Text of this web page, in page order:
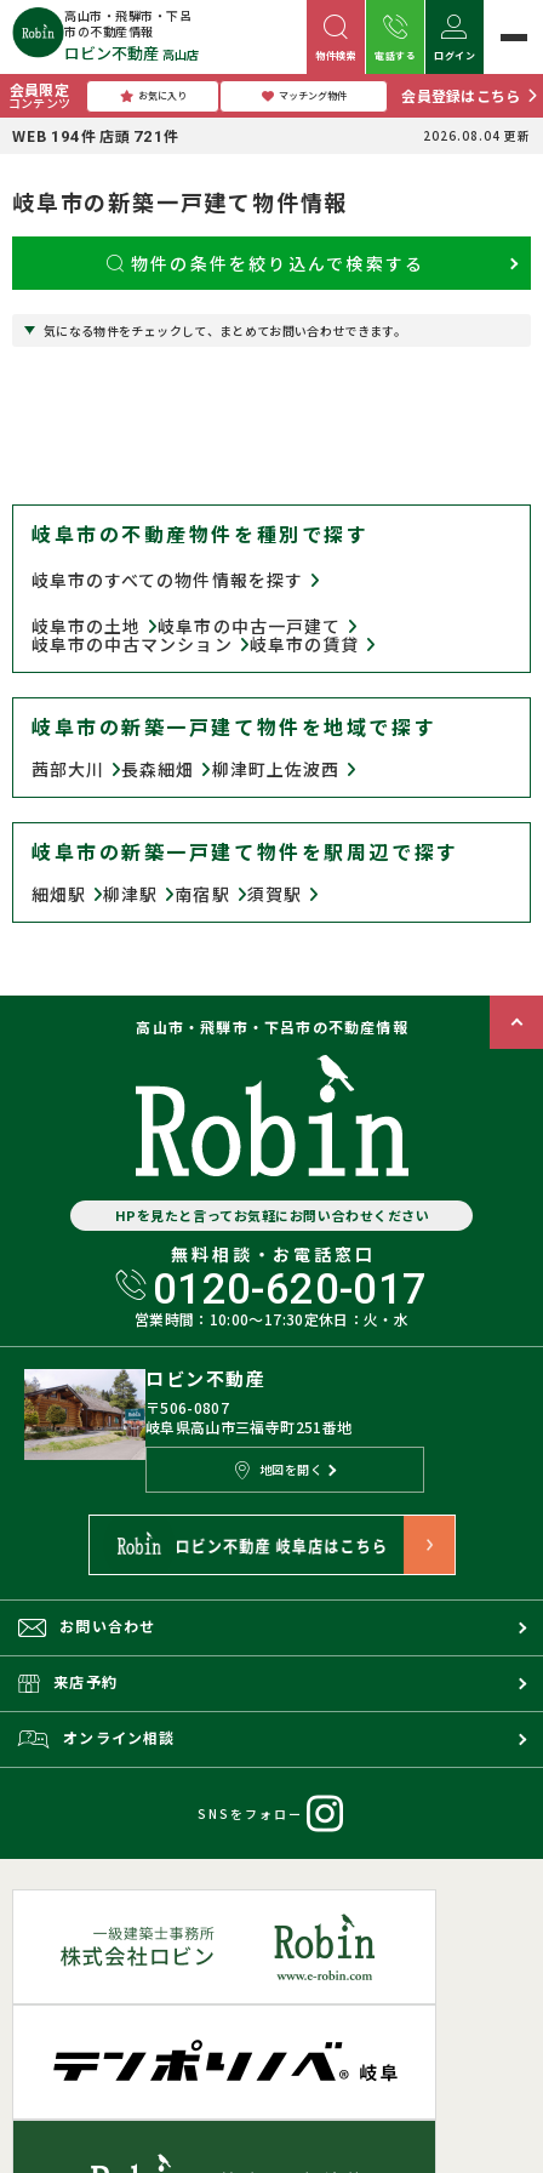
高山市・飛騨市・下呂
市の不動産情報
ロビン不動産 高山店 物件検索 電話する ログイン
会員限定
コンテンツ お気に入り マッチング物件
会員登録はこちら
WEB 194件 店頭 721件 2026.08.04 更新
岐阜市の新築一戸建て物件情報
物件の条件を絞り込んで検索する
気になる物件をチェックして、まとめてお問い合わせできます。
岐阜市の不動産物件を種別で探す
岐阜市のすべての物件情報を探す
岐阜市の土地
岐阜市の中古一戸建て
岐阜市の中古マンション 岐阜市の賃貸
岐阜市の新築一戸建て物件を地域で探す
茜部大川 長森細畑 柳津町上佐波西
岐阜市の新築一戸建て物件を駅周辺で探す
細畑駅 柳津駅 南宿駅 須賀駅
高山市・飛騨市・下呂市の不動産情報
HPを見たと言ってお気軽にお問い合わせください
無料相談・お電話窓口
0120-620-017
営業時間：10:00〜17:30定休日：火・水
ロビン不動産
〒506-0807
岐阜県高山市三福寺町251番地
地図を開く
お問い合わせ
来店予約
オンライン相談
SNSをフォロー